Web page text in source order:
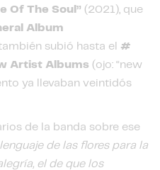
Of The Soul” (2021), que
Album
subió hasta el #
Artist Albums (ojo: “new
ya llevaban veintidós
de la banda sobre ese
lenguaje de las flores para la
el de que los